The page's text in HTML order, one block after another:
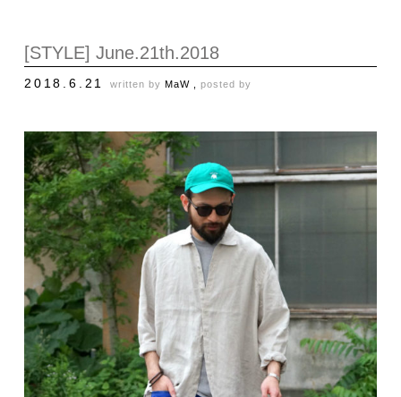
[STYLE] June.21th.2018
2018.6.21 written by MaW , posted by